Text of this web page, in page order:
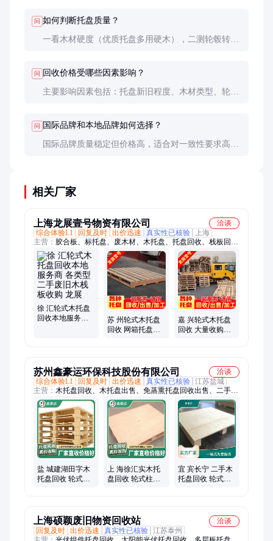
问 如何判断托盘质量？
一看木材硬度（优质托盘多用硬木），二测轮毂转动
问 回收价格受哪些因素影响？
主要影响因素包括：托盘新旧程度、木材类型、轮毂
问 国际品牌和本地品牌如何选择？
国际品牌质量稳定但价格高，适合对一致性要求高的
相关厂家
上海龙展壹号物资有限公司
洽谈
综合体验L1
回复及时 出价迅速 真实性已核验
上海
主营： 胶合板、标托盘、废木材、木托盘、托盘回收、栈板回
收、铲板回收、木托回收、卡板回收、垫仓板回收、托盘定制、
叉车托盘、包装材料、熏蒸托盘、卡板收购、二手卡板、托盘收
购、塑料托盘、二手托盘、双面托盘、物流仓库、木质托盘、废
弃木板、多层板收购、垫仓板收购
徐 汇轮式木托盘
回收本地服务商
苏 州轮式木托盘
回收 网箱托盘收
嘉 兴轮式木托盘
回收 大量收购塑
苏州鑫豪运环保科技股份有限公司
洽谈
综合体验L1
回复及时 出价迅速 真实性已核验 江苏盐城
主营： 木托盘回收、木托盘出售、免蒸熏托盘回收出售、二手托
盘回收出售、实木托盘回收、木箱回收出售、木栈板回收出售、
垫仓板回收出售、木托盘厂家、木托盘批发、二手木托盘回收、
二手木托盘出售、二手木托盘批发、实木托盘出售、实木托盘批
发、旧托盘回收、废旧木托盘回收、欧标托盘回收、川字托盘回
收、木包装箱回收、塑料托盘回收、双面托盘回收、单面托盘回
收、非标准托盘回收、复合材料托盘回收
盐 城建湖田字木
托盘回收 轮式柱
上 海徐汇实木托
盘回收 轮式柱式
宜 宾长宁 二手木
托盘回收 轮式柱
上海硕颖废旧物资回收站
洽谈
回复及时 出价迅速 真实性已核验 江苏泰州